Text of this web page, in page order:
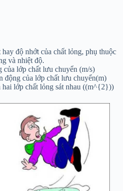
hay độ nhớt của chất lỏng, phụ thuộc
và nhiệt độ.
của lớp chất lưu chuyển (m/s)
động của lớp chất lưu chuyển(m)
hai lớp chất lỏng sát nhau ((m^{2}))